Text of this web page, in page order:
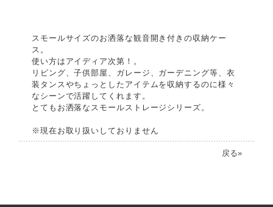
スモールサイズのお洒落な観音開き付きの収納ケー
ス。
使い方はアイディア次第！。
リビング、子供部屋、ガレージ、ガーデニング等、衣
装タンスやちょっとしたアイテムを収納するのに様々
なシーンで活躍してくれます。
とてもお洒落なスモールストレージシリーズ。
※現在お取り扱いしておりません
戻る»